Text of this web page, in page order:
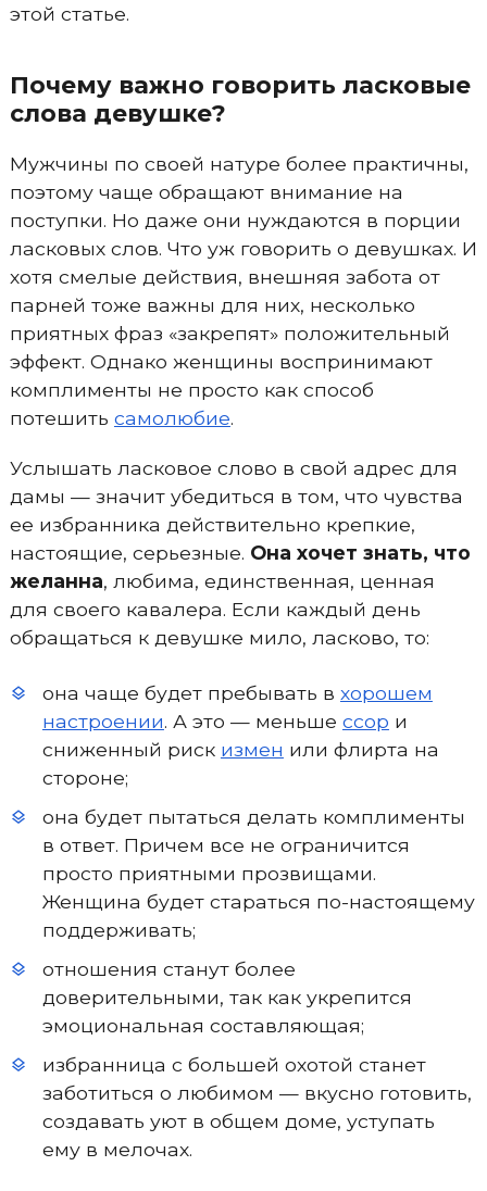
этой статье.
Почему важно говорить ласковые
слова девушке?
Мужчины по своей натуре более практичны,
поэтому чаще обращают внимание на
поступки. Но даже они нуждаются в порции
ласковых слов. Что уж говорить о девушках. И
хотя смелые действия, внешняя забота от
парней тоже важны для них, несколько
приятных фраз «закрепят» положительный
эффект. Однако женщины воспринимают
комплименты не просто как способ
потешить самолюбие.
Услышать ласковое слово в свой адрес для
дамы — значит убедиться в том, что чувства
ее избранника действительно крепкие,
настоящие, серьезные. Она хочет знать, что
желанна, любима, единственная, ценная
для своего кавалера. Если каждый день
обращаться к девушке мило, ласково, то:
она чаще будет пребывать в хорошем
настроении. А это — меньше ссор и
сниженный риск измен или флирта на
стороне;
она будет пытаться делать комплименты
в ответ. Причем все не ограничится
просто приятными прозвищами.
Женщина будет стараться по-настоящему
поддерживать;
отношения станут более
доверительными, так как укрепится
эмоциональная составляющая;
избранница с большей охотой станет
заботиться о любимом — вкусно готовить,
создавать уют в общем доме, уступать
ему в мелочах.